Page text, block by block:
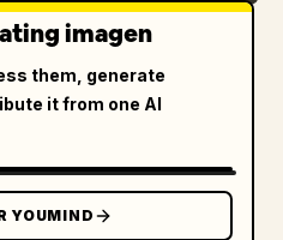
resultado de
verificado; 1
central
識別情報 (Información
nombre en clave,
y un párrafo de notas;
objetivos inferior
imagen
them, generate
it from one AI
YOUMIND